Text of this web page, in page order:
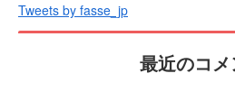
Tweets by fasse_jp
最近のコメ